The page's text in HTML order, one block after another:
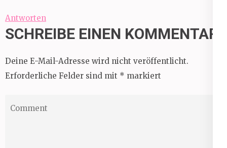
Antworten
SCHREIBE EINEN KOMMENTAR
Deine E-Mail-Adresse wird nicht veröffentlicht.
Erforderliche Felder sind mit * markiert